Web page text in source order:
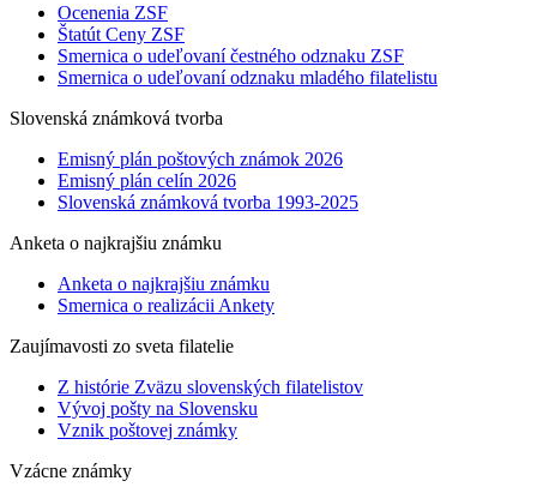
Ocenenia ZSF
Štatút Ceny ZSF
Smernica o udeľovaní čestného odznaku ZSF
Smernica o udeľovaní odznaku mladého filatelistu
Slovenská známková tvorba
Emisný plán poštových známok 2026
Emisný plán celín 2026
Slovenská známková tvorba 1993-2025
Anketa o najkrajšiu známku
Anketa o najkrajšiu známku
Smernica o realizácii Ankety
Zaujímavosti zo sveta filatelie
Z histórie Zväzu slovenských filatelistov
Vývoj pošty na Slovensku
Vznik poštovej známky
Vzácne známky